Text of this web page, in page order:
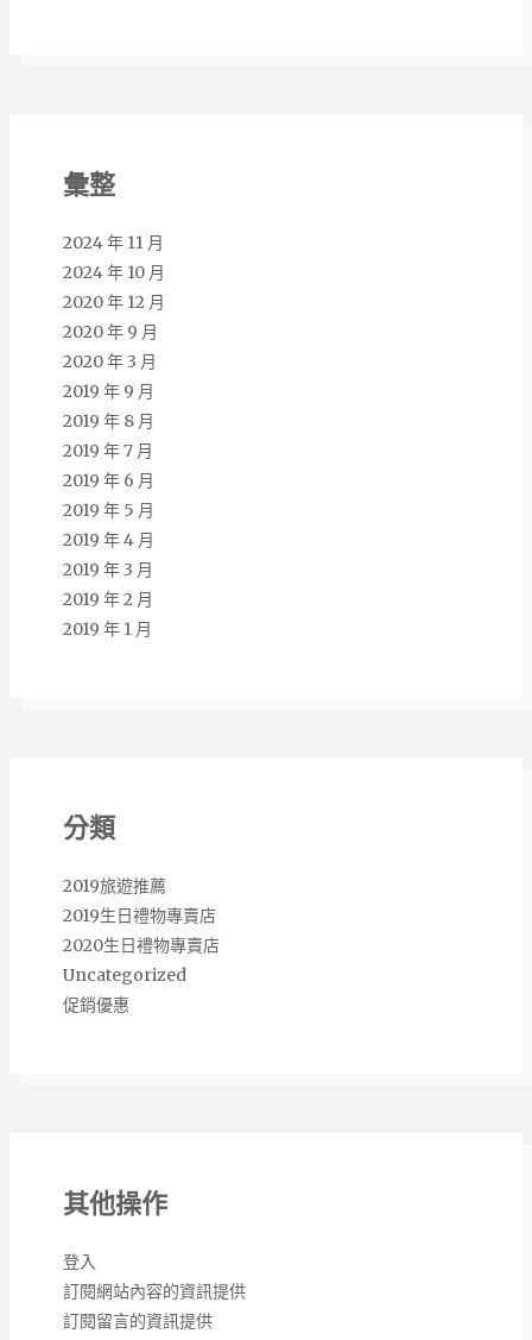
彙整
2024 年 11 月
2024 年 10 月
2020 年 12 月
2020 年 9 月
2020 年 3 月
2019 年 9 月
2019 年 8 月
2019 年 7 月
2019 年 6 月
2019 年 5 月
2019 年 4 月
2019 年 3 月
2019 年 2 月
2019 年 1 月
分類
2019旅遊推薦
2019生日禮物專賣店
2020生日禮物專賣店
Uncategorized
促銷優惠
其他操作
登入
訂閱網站內容的資訊提供
訂閱留言的資訊提供